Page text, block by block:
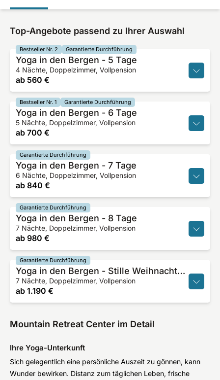
Top-Angebote passend zu Ihrer Auswahl
Yoga in den Bergen - 5 Tage
4 Nächte, Doppelzimmer, Vollpension
ab 560 €
Bestseller Nr. 2 Garantierte Durchführung
Yoga in den Bergen - 6 Tage
5 Nächte, Doppelzimmer, Vollpension
ab 700 €
Bestseller Nr. 1 Garantierte Durchführung
Yoga in den Bergen - 7 Tage
6 Nächte, Doppelzimmer, Vollpension
ab 840 €
Garantierte Durchführung
Yoga in den Bergen - 8 Tage
7 Nächte, Doppelzimmer, Vollpension
ab 980 €
Garantierte Durchführung
Yoga in den Bergen - Stille Weihnachten/Jahresausklang
7 Nächte, Doppelzimmer, Vollpension
ab 1.190 €
Garantierte Durchführung
Mountain Retreat Center im Detail
Ihre Yoga-Unterkunft
Sich gelegentlich eine persönliche Auszeit zu gönnen, kann
Wunder bewirken. Distanz zum täglichen Leben, frische